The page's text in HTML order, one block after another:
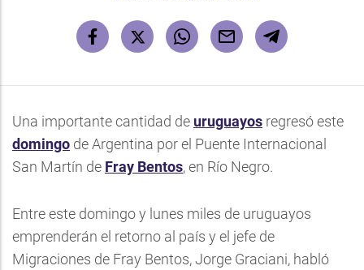
Una importante cantidad de uruguayos regresó este
domingo de Argentina por el Puente Internacional
San Martín de Fray Bentos, en Río Negro.
Entre este domingo y lunes miles de uruguayos
emprenderán el retorno al país y el jefe de
Migraciones de Fray Bentos, Jorge Graciani, habló